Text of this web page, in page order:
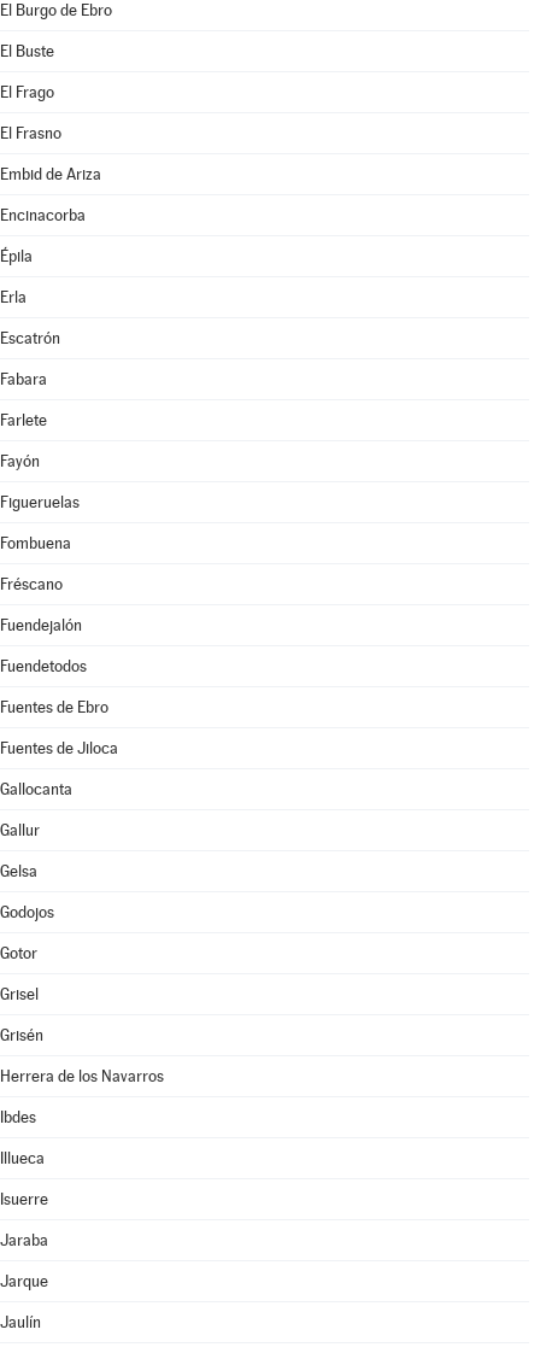
El Burgo de Ebro
El Buste
El Frago
El Frasno
Embid de Ariza
Encinacorba
Épila
Erla
Escatrón
Fabara
Farlete
Fayón
Figueruelas
Fombuena
Fréscano
Fuendejalón
Fuendetodos
Fuentes de Ebro
Fuentes de Jiloca
Gallocanta
Gallur
Gelsa
Godojos
Gotor
Grisel
Grisén
Herrera de los Navarros
Ibdes
Illueca
Isuerre
Jaraba
Jarque
Jaulín